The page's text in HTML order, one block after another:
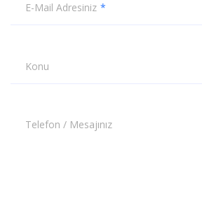
E-Mail Adresiniz
Konu
Telefon / Mesajınız